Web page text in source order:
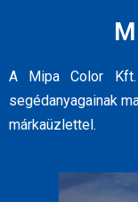
A Mipa Color
segédanyagainak
márkaüzlettel.